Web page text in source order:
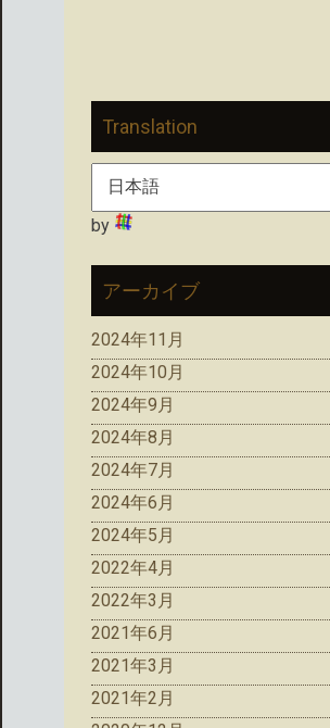
Translation
by
アーカイブ
2024年11月
2024年10月
2024年9月
2024年8月
2024年7月
2024年6月
2024年5月
2022年4月
2022年3月
2021年6月
2021年3月
2021年2月